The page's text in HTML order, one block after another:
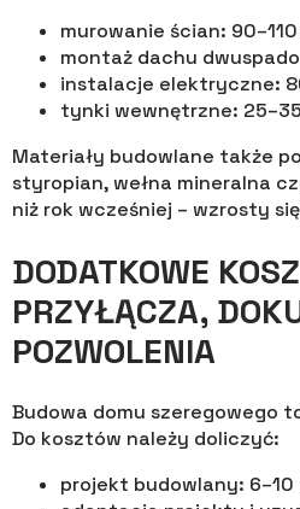
murowanie ścian: 90–110
montaż dachu
instalacje elektryczne:
tynki wewnętrzne: 25–35
Materiały budowlane także
styropian, wełna mineralna
niż rok wcześniej – wzrosty
DODATKOWE
PRZYŁĄCZA,
POZWOLENIA
Budowa domu szeregowego
Do kosztów należy doliczyć:
projekt budowlany: 6–10